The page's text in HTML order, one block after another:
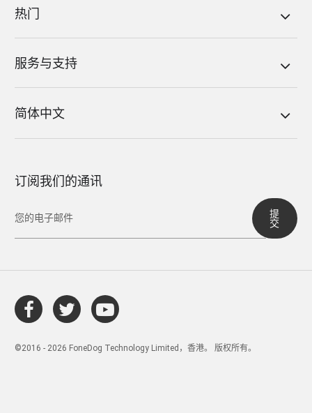
热门
服务与支持
简体中文
订阅我们的通讯
提
交
©2016 - 2026 FoneDog Technology Limited，香港。 版权所有。